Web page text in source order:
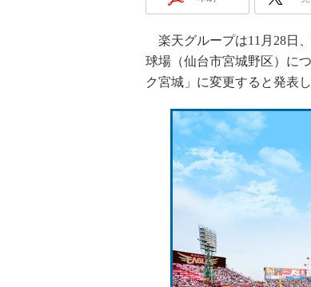
楽天グループは11月28日
球場（仙台市宮城野区）に
ク宮城」に変更すると発表し